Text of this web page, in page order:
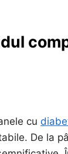
cu
De la